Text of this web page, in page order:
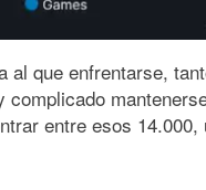
al que enfrentarse,
entre esos